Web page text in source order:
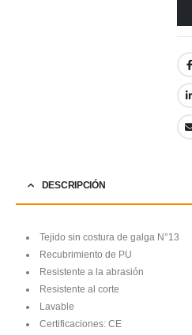
DESCRIPCIÓN
Tejido sin costura de galga N°13
Recubrimiento de PU
Resistente a la abrasión
Resistente al corte
Lavable
Certificaciones: CE